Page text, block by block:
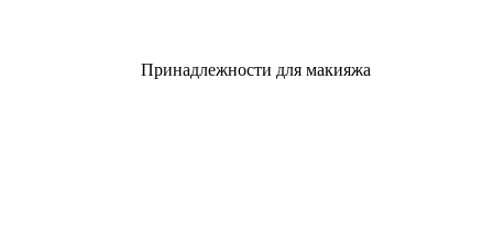
Принадлежности для макияжа